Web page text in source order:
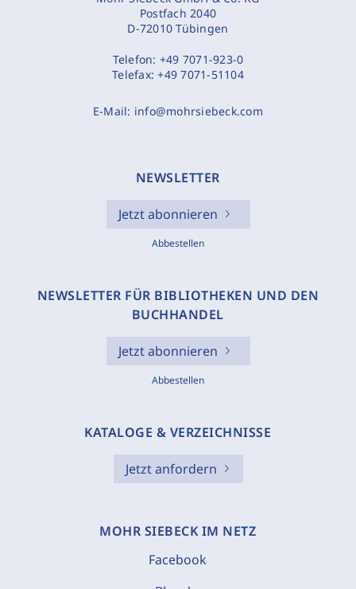
Postfach 2040
D-72010 Tübingen
Telefon: +49 7071-923-0
Telefax:+49 7071-51104
E-Mail: info@mohrsiebeck.com
NEWSLETTER
Jetzt abonnieren
Abbestellen
NEWSLETTER FÜR BIBLIOTHEKEN UND DEN
BUCHHANDEL
Jetzt abonnieren
Abbestellen
KATALOGE & VERZEICHNISSE
Jetzt anfordern
MOHR SIEBECK IM NETZ
Facebook